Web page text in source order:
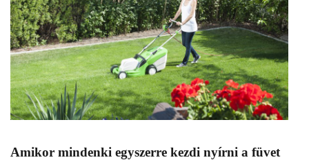
Amikor mindenki egyszerre kezdi nyírni a füvet